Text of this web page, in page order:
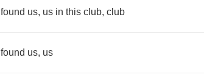
found us, us in this club, club
found us, us